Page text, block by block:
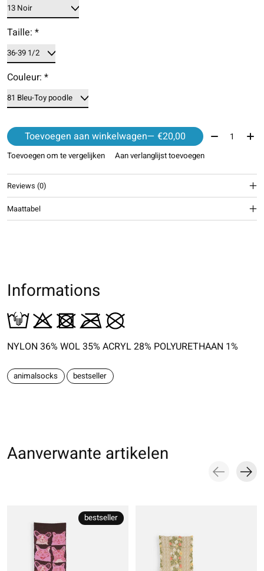
Taille: *
Couleur: *
Toevoegen aan winkelwagen — €20,00 Aantal:
Toevoegen om te vergelijken Aan verlanglijst toevoegen
Reviews (0)
Maattabel
Informations
NYLON 36% WOL 35% ACRYL 28% POLYURETHAAN 1%
animalsocks bestseller
Aanverwante artikelen
bestseller